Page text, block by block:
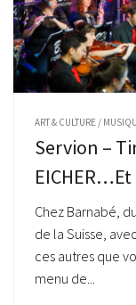
ART & CULTURE /
Servion –
Chez Barnabé,
de la Suisse,
ces autres que
menu de...